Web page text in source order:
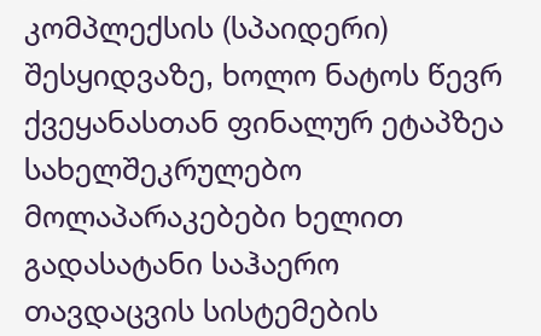
კომპლექსის (სპაიდერი)
შესყიდვაზე, ხოლო ნატოს წევრ
ქვეყანასთან ფინალურ ეტაპზეა
სახელშეკრულებო
მოლაპარაკებები ხელით
გადასატანი საჰაერო
თავდაცვის სისტემების